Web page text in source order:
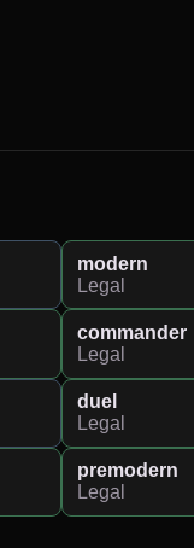
modern
Legal
commander
Legal
duel
Legal
premodern
Legal